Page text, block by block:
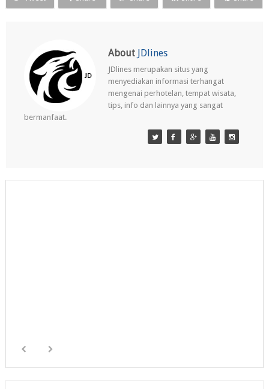
About JDlines
JDlines merupakan situs yang
menyediakan informasi terhangat
mengenai perhotelan, tempat wisata,
tips, info dan lainnya yang sangat
bermanfaat.